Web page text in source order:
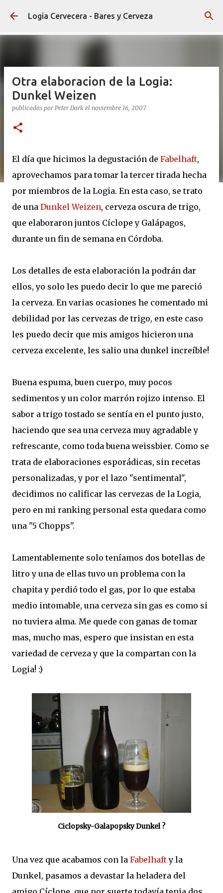
Ir al contenido principal
Logia Cervecera - Bares y Cerveza
Otra elaboracion de la Logia:
Dunkel Weizen
publicadas por Peter Dark el noviembre 16, 2007
El día que hicimos la degustación de Fabelhaft,
aprovechamos para tomar la tercer tirada hecha
por miembros de la Logia. En esta caso, se trato
de una Dunkel Weizen, cerveza oscura de trigo,
que elaboraron juntos Cíclope y Galápagos,
durante un fin de semana en Córdoba.
Los detalles de esta elaboración la podrán dar
ellos, yo solo les puedo decir lo que me pareció
la cerveza. En varias ocasiones he comentado mi
debilidad por las cervezas de trigo, en este caso
les puedo decir que mis amigos hicieron una
cerveza excelente, les salio una dunkel increíble!
Buena espuma, buen cuerpo, muy pocos
sedimentos y un color marrón rojizo intenso. El
sabor a trigo tostado se sentía en el punto justo,
haciendo que sea una cerveza muy agradable y
refrescante, como toda buena weissbier. Como se
trata de elaboraciones esporádicas, sin recetas
personalizadas, y por el lazo "sentimental",
decidimos no calificar las cervezas de la Logia,
pero en mi ranking personal esta quedara como
una "5 Chopps".
Lamentablemente solo teníamos dos botellas de
litro y una de ellas tuvo un problema con la
chapita y perdió todo el gas, por lo que estaba
medio intomable, una cerveza sin gas es como si
no tuviera alma. Me quede con ganas de tomar
mas, mucho mas, espero que insistan en esta
variedad de cerveza y que la compartan con la
Logia! :)
Ciclopsky-Galapopsky Dunkel ?
Una vez que acabamos con la Fabelhafty la
Dunkel, pasamos a devastar la heladera del